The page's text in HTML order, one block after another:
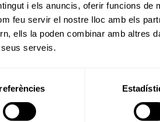
i els anuncis, oferir funcions de
feu servir el nostre lloc amb els
ells la poden combinar amb altres
serveis.